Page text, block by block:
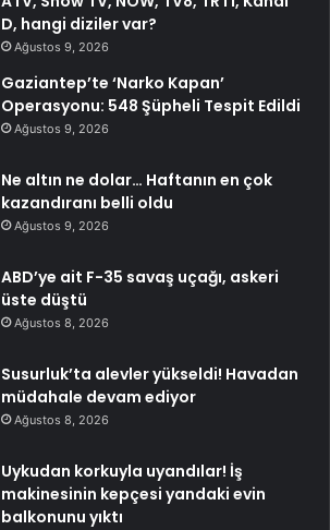
D, hangi diziler var?
Ağustos 9, 2026
Gaziantep’te ‘Narko Kapan’
Operasyonu: 548 Şüpheli Tespit Edildi
Ağustos 9, 2026
Ne altın ne dolar… Haftanın en çok
kazandıranı belli oldu
Ağustos 9, 2026
ABD’ye ait F-35 savaş uçağı, askeri
üste düştü
Ağustos 8, 2026
Susurluk’ta alevler yükseldi! Havadan
müdahale devam ediyor
Ağustos 8, 2026
Uykudan korkuyla uyandılar! İş
makinesinin kepçesi yandaki evin
balkonunu yıktı